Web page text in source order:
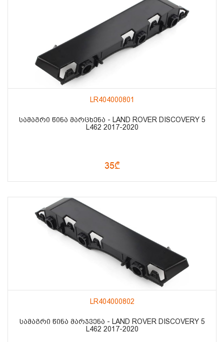
LR404000801
ᲡᲐᲛᲐᲒᲠᲘ ᲬᲘᲜᲐ ᲛᲐᲠᲪᲮᲔᲜᲐ - LAND ROVER DISCOVERY 5
L462 2017-2020
35₾
LR404000802
ᲡᲐᲛᲐᲒᲠᲘ ᲬᲘᲜᲐ ᲛᲐᲠᲯᲕᲔᲜᲐ - LAND ROVER DISCOVERY 5
L462 2017-2020